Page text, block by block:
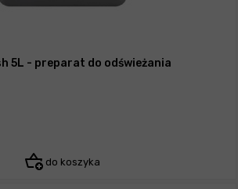
5L - preparat do odświeżania
do koszyka